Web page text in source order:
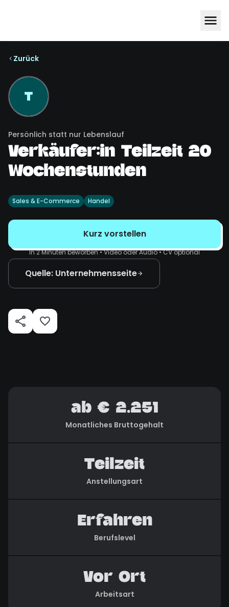
Zurück
T
Persönlich statt nur Lebenslauf
Verkäufer:in Teilzeit 20
Wochenstunden
Sales & E-Commerce Handel
Kurz vorstellen
In 2 Minuten beworben • Video oder Audio • CV optional
Quelle: Unternehmensseite
ab € 2.251
Monatliches Bruttogehalt
Teilzeit
Anstellungsart
Erfahren
Berufslevel
Vor Ort
Arbeitsart